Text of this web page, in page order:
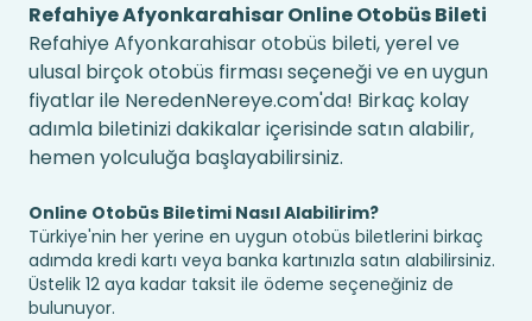
Refahiye Afyonkarahisar Online Otobüs Bileti
Refahiye Afyonkarahisar otobüs bileti, yerel ve
ulusal birçok otobüs firması seçeneği ve en uygun
fiyatlar ile NeredenNereye.com'da! Birkaç kolay
adımla biletinizi dakikalar içerisinde satın alabilir,
hemen yolculuğa başlayabilirsiniz.
Online Otobüs Biletimi Nasıl Alabilirim?
Türkiye'nin her yerine en uygun otobüs biletlerini birkaç
adımda kredi kartı veya banka kartınızla satın alabilirsiniz.
Üstelik 12 aya kadar taksit ile ödeme seçeneğiniz de
bulunuyor.